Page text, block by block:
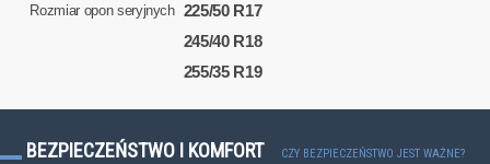
Rozmiar opon seryjnych 225/50 R17
245/40 R18
255/35 R19
BEZPIECZEŃSTWO I KOMFORT CZY BEZPIECZEŃSTWO JEST WAŻNE?